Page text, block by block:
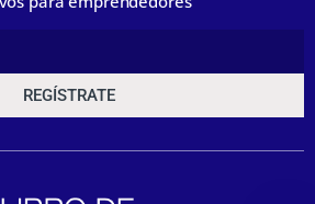
REGÍSTRATE